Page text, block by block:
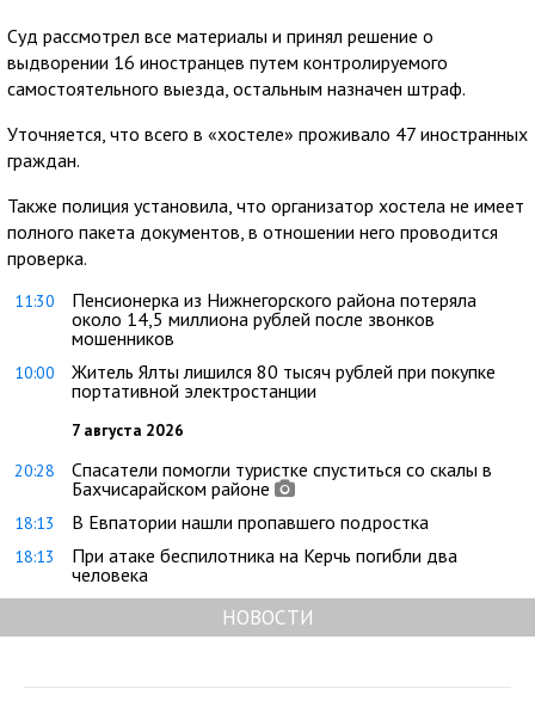
Суд рассмотрел все материалы и принял решение о
выдворении 16 иностранцев путем контролируемого
самостоятельного выезда, остальным назначен штраф.
Уточняется, что всего в «хостеле» проживало 47 иностранных
граждан.
Также полиция установила, что организатор хостела не имеет
полного пакета документов, в отношении него проводится
проверка.
11:30
Пенсионерка из Нижнегорского района потеряла
около 14,5 миллиона рублей после звонков
мошенников
10:00
Житель Ялты лишился 80 тысяч рублей при покупке
портативной электростанции
7 августа 2026
20:28
Спасатели помогли туристке спуститься со скалы в
Бахчисарайском районе
18:13 В Евпатории нашли пропавшего подростка
18:13
При атаке беспилотника на Керчь погибли два
человека
НОВОСТИ